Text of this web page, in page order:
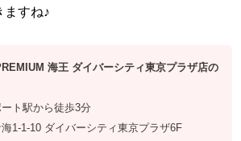
ますね♪
海王 ダイバーシティ東京プラザ店の
ト駅から徒歩3分
1-1-10 ダイバーシティ東京プラザ6F